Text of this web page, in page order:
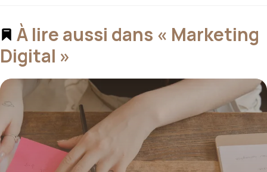
À lire aussi dans « Marketing
Digital »